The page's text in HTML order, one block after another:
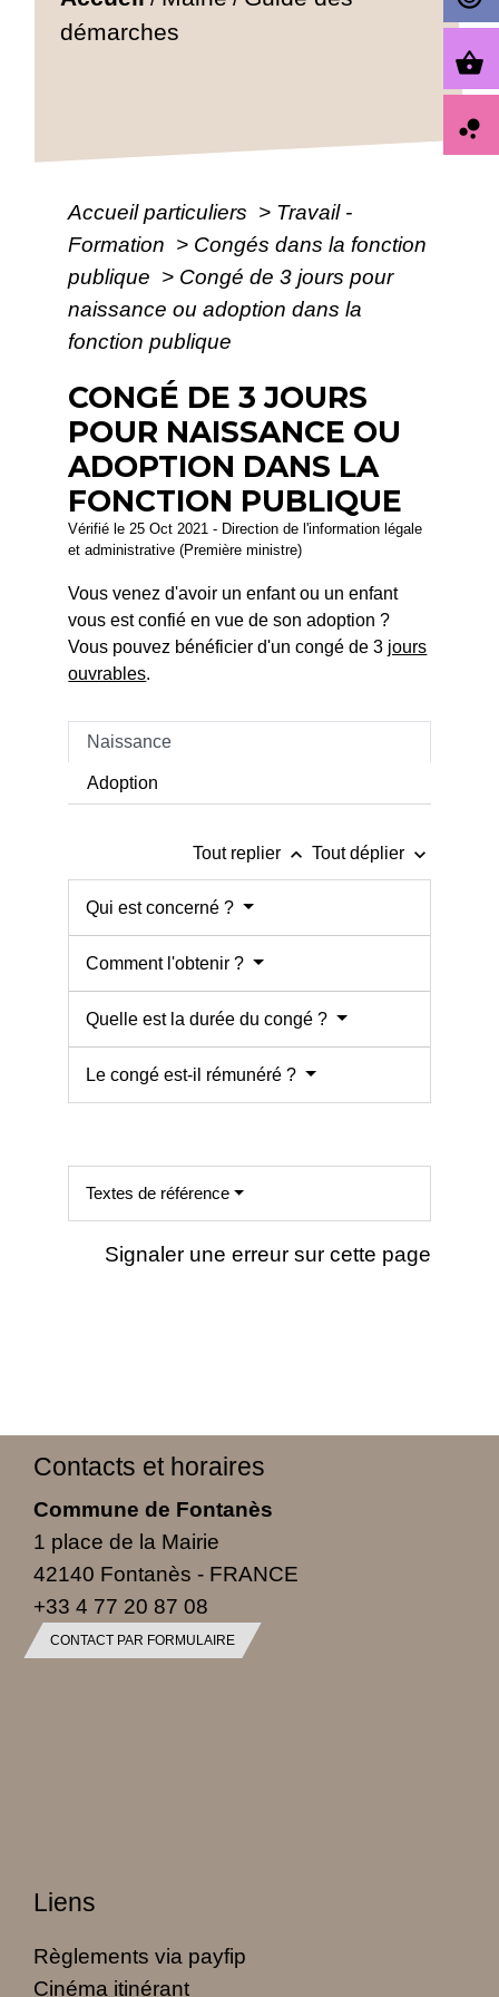
démarches
Accueil particuliers > Travail -
Formation > Congés dans la fonction
publique > Congé de 3 jours pour
naissance ou adoption dans la
fonction publique
CONGÉ DE 3 JOURS
POUR NAISSANCE OU
ADOPTION DANS LA
FONCTION PUBLIQUE
Vérifié le 25 Oct 2021 - Direction de l'information légale
et administrative (Première ministre)
Vous venez d'avoir un enfant ou un enfant
vous est confié en vue de son adoption ?
Vous pouvez bénéficier d'un congé de 3 jours
ouvrables.
Naissance
Adoption
Tout replier keyboard_arrow_up Tout déplier keyboard_arrow_down
Qui est concerné ?
Comment l'obtenir ?
Quelle est la durée du congé ?
Le congé est-il rémunéré ?
Textes de référence
Signaler une erreur sur cette page
shopping_basket
bubble_chart
Contacts et horaires
Commune de Fontanès
1 place de la Mairie
42140 Fontanès - FRANCE
+33 4 77 20 87 08
CONTACT PAR FORMULAIRE
Liens
Règlements via payfip
Cinéma itinérant